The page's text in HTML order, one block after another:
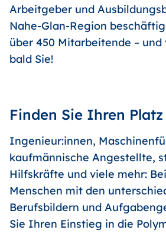
Arbeitgeber und
Nahe-Glan-Region
über 450 Mitarbeitende –
bald Sie!
Finden Sie Ihren
Ingenieur:innen,
kaufmännische Angestellte,
Hilfskräfte und viele mehr:
Menschen mit den
Berufsbildern und
Sie Ihren Einstieg in die